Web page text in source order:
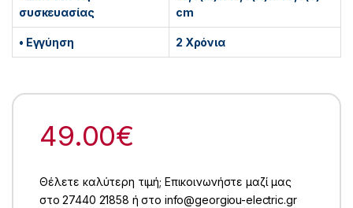
συσκευασίας
cm
• Εγγύηση 2 Χρόνια
49.00€
Θέλετε καλύτερη τιμή; Επικοινωνήστε μαζί μας
στο 27440 21858 ή στο info@georgiou-electric.gr